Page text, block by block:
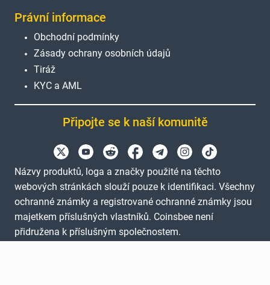
Právní informace
Obchodní podmínky
Zásady ochrany osobních údajů
Tiráž
KYC a AML
Připojte se k naší komunitě
Názvy produktů, loga a značky použité na těchto
webových stránkách slouží pouze k identifikaci. Všechny
ochranné známky a registrované ochranné známky jsou
majetkem příslušných vlastníků. Coinsbee není
přidružena k příslušným společnostem.